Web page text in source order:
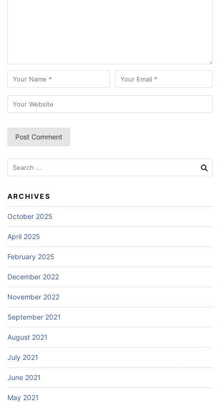
Search
for:
ARCHIVES
October 2025
April 2025
February 2025
December 2022
November 2022
September 2021
August 2021
July 2021
June 2021
May 2021